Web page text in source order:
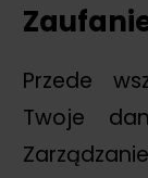
Przede
Twoje